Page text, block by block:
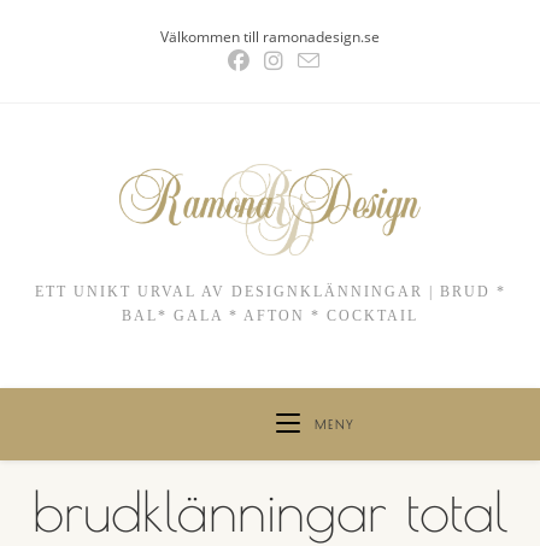
Välkommen till ramonadesign.se
ETT UNIKT URVAL AV DESIGNKLÄNNINGAR | BRUD *
BAL* GALA * AFTON * COCKTAIL
MENY
brudklänningar total